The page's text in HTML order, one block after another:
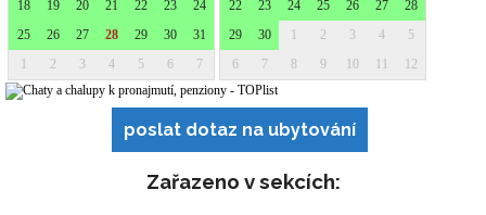
poslat dotaz na ubytování
Zařazeno v sekcích: